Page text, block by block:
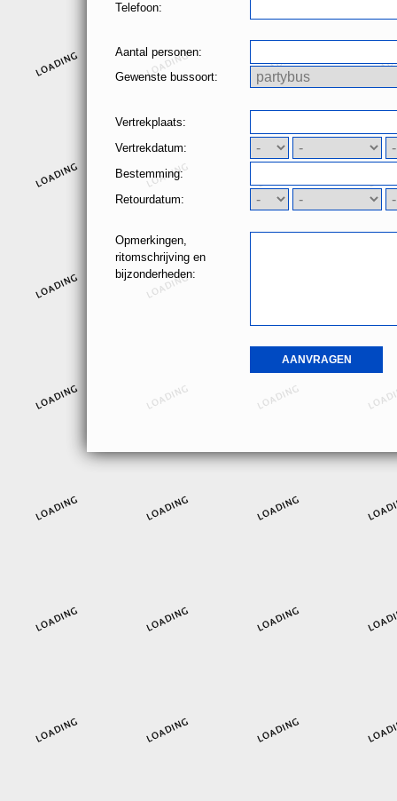
Telefoon:
Aantal personen:
Gewenste bussoort:
Vertrekplaats:
Vertrekdatum:
Bestemming:
Retourdatum:
Opmerkingen,
ritomschrijving en
bijzonderheden: